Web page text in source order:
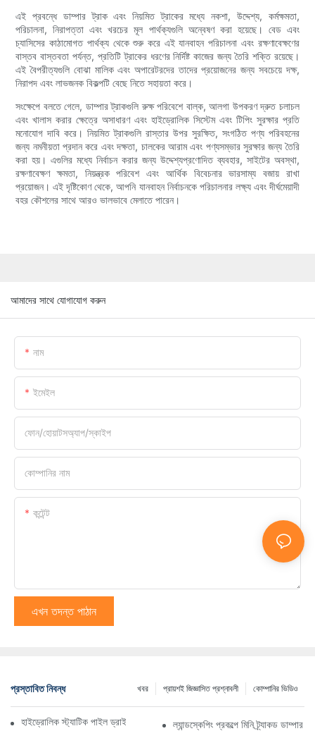
এই প্রবন্ধে ডাম্পার ট্রাক এবং নিয়মিত ট্রাকের মধ্যে নকশা, উদ্দেশ্য, কর্মক্ষমতা,
পরিচালনা, নিরাপত্তা এবং খরচের মূল পার্থক্যগুলি অন্বেষণ করা হয়েছে। বেড এবং
চ্যাসিসের কাঠামোগত পার্থক্য থেকে শুরু করে এই যানবাহন পরিচালনা এবং রক্ষণাবেক্ষণের
বাস্তব বাস্তবতা পর্যন্ত, প্রতিটি ট্রাকের ধরণের নির্দিষ্ট কাজের জন্য তৈরি শক্তি রয়েছে।
এই বৈপরীত্যগুলি বোঝা মালিক এবং অপারেটরদের তাদের প্রয়োজনের জন্য সবচেয়ে দক্ষ,
নিরাপদ এবং লাভজনক বিকল্পটি বেছে নিতে সহায়তা করে।
সংক্ষেপে বলতে গেলে, ডাম্পার ট্রাকগুলি রুক্ষ পরিবেশে বাল্ক, আলগা উপকরণ দ্রুত চলাচল
এবং খালাস করার ক্ষেত্রে অসাধারণ এবং হাইড্রোলিক সিস্টেম এবং টিপিং সুরক্ষার প্রতি
মনোযোগ দাবি করে। নিয়মিত ট্রাকগুলি রাস্তার উপর সুরক্ষিত, সংগঠিত পণ্য পরিবহনের
জন্য নমনীয়তা প্রদান করে এবং দক্ষতা, চালকের আরাম এবং পণ্যসম্ভার সুরক্ষার জন্য তৈরি
করা হয়। এগুলির মধ্যে নির্বাচন করার জন্য উদ্দেশ্যপ্রণোদিত ব্যবহার, সাইটের অবস্থা,
রক্ষণাবেক্ষণ ক্ষমতা, নিয়ন্ত্রক পরিবেশ এবং আর্থিক বিবেচনার ভারসাম্য বজায় রাখা
প্রয়োজন। এই দৃষ্টিকোণ থেকে, আপনি যানবাহন নির্বাচনকে পরিচালনার লক্ষ্য এবং দীর্ঘমেয়াদী
বহর কৌশলের সাথে আরও ভালভাবে মেলাতে পারেন।
আমাদের সাথে যোগাযোগ করুন
নাম
ইমেইল
ফোন/হোয়াটসঅ্যাপ/স্কাইপ
কোম্পানির নাম
কন্টেন্ট
এখন তদন্ত পাঠান
প্রস্তাবিত নিবন্ধ কোম্পানির ভিডিও
প্রায়শই জিজ্ঞাসিত প্রশ্নাবলী
খবর
হাইড্রোলিক স্ট্যাটিক পাইল ড্রাইভার কী এবং এটি কীভাবে কাজ করে?ল্যান্ডস্কেপিং প্রকল্পে মিনি ট্র্যাকড ডাম্পার